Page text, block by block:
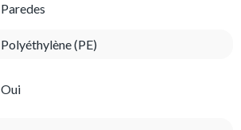
Paredes
Polyéthylène (PE)
Oui